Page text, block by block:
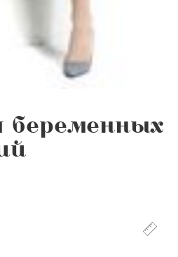
беременных